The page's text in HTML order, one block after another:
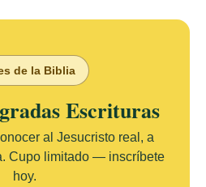
de la Biblia
Escrituras
al Jesucristo real, a
Cupo limitado — inscríbete
hoy.